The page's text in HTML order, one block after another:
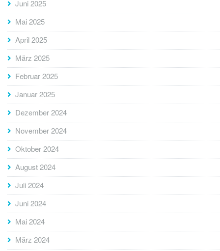
Juni 2025
Mai 2025
April 2025
März 2025
Februar 2025
Januar 2025
Dezember 2024
November 2024
Oktober 2024
August 2024
Juli 2024
Juni 2024
Mai 2024
März 2024